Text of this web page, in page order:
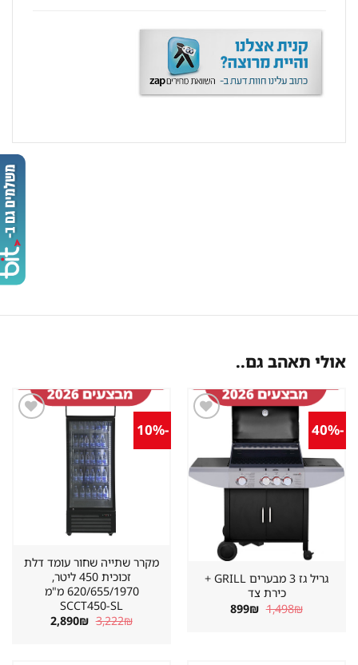
אולי תאהב גם..
במועדפים
גריל גז 3 מבערים GRILL +
כירת צד
1,498₪ המחיר
המקורי
899₪ המחיר
הנוכחי
מקרר שתייה שחור עומד דלת
זכוכית 450 ליטר,
620/655/1970 מ"מ
SCCT450-SL
3,222₪ המחיר
2,890₪ המחיר
הנוכחי